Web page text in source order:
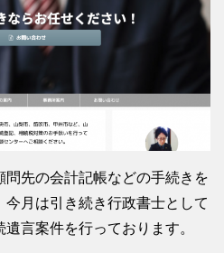
先の会計記帳などの手続きを
月は引き続き行政書士として
言案件を行っております。